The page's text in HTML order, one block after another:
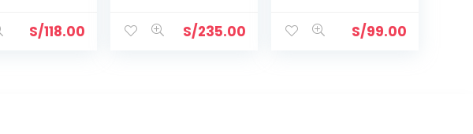
S/118.00
S/235.00
S/99.00